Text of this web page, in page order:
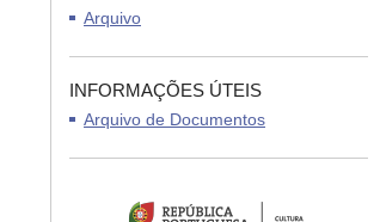
Arquivo
INFORMAÇÕES ÚTEIS
Arquivo de Documentos